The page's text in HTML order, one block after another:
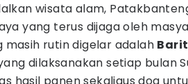
wisata alam,
yang terus dijaga oleh
masih rutin digelar adalah
dilaksanakan setiap bulan